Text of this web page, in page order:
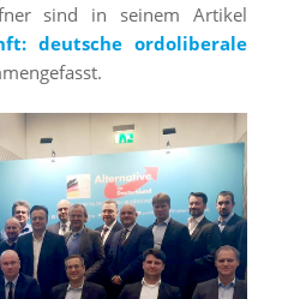
sind in seinem Artikel
deutsche ordoliberale